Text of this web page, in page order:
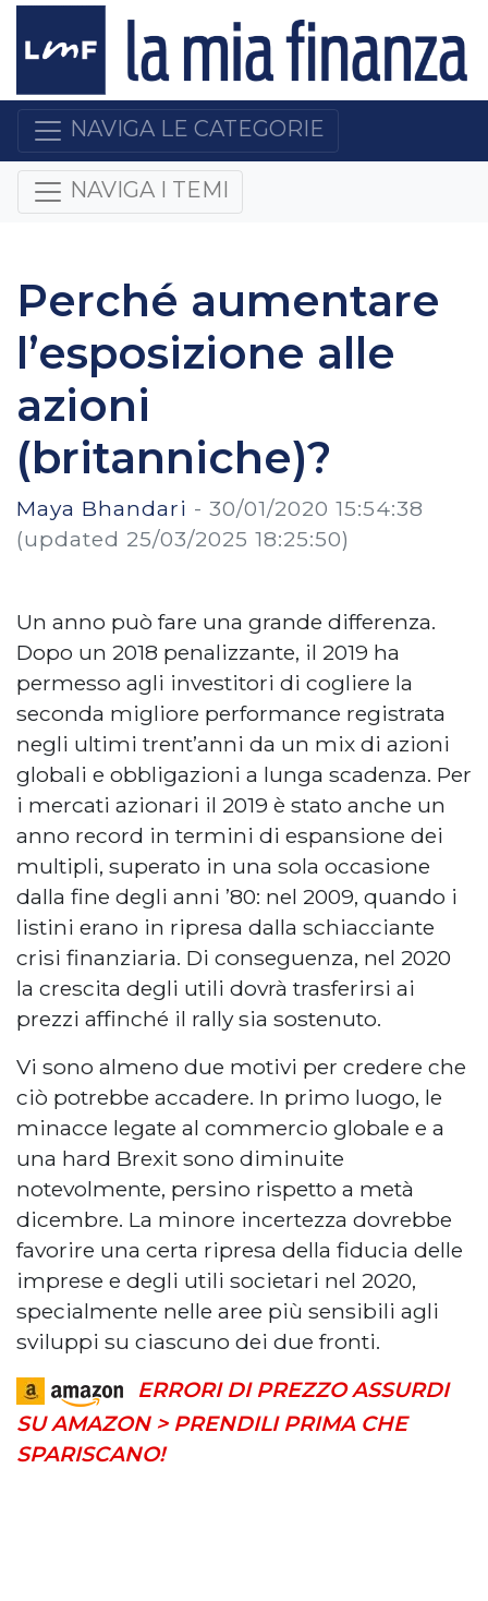
NAVIGA LE CATEGORIE
NAVIGA I TEMI
Perché aumentare
l’esposizione alle
azioni
(britanniche)?
Maya Bhandari - 30/01/2020 15:54:38
(updated 25/03/2025 18:25:50)
Un anno può fare una grande differenza.
Dopo un 2018 penalizzante, il 2019 ha
permesso agli investitori di cogliere la
seconda migliore performance registrata
negli ultimi trent’anni da un mix di azioni
globali e obbligazioni a lunga scadenza. Per
i mercati azionari il 2019 è stato anche un
anno record in termini di espansione dei
multipli, superato in una sola occasione
dalla fine degli anni ’80: nel 2009, quando i
listini erano in ripresa dalla schiacciante
crisi finanziaria. Di conseguenza, nel 2020
la crescita degli utili dovrà trasferirsi ai
prezzi affinché il rally sia sostenuto.
Vi sono almeno due motivi per credere che
ciò potrebbe accadere. In primo luogo, le
minacce legate al commercio globale e a
una hard Brexit sono diminuite
notevolmente, persino rispetto a metà
dicembre. La minore incertezza dovrebbe
favorire una certa ripresa della fiducia delle
imprese e degli utili societari nel 2020,
specialmente nelle aree più sensibili agli
sviluppi su ciascuno dei due fronti.
ERRORI DI PREZZO ASSURDI
SU AMAZON > PRENDILI PRIMA CHE
SPARISCANO!